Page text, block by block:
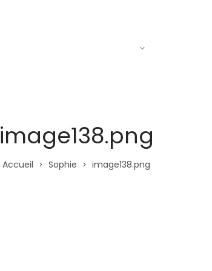
image138.png
Accueil > Sophie > image138.png